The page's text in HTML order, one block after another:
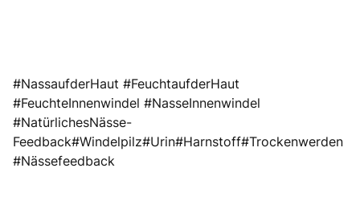
#NassaufderHaut #FeuchtaufderHaut
#FeuchteInnenwindel #NasseInnenwindel
#NatürlichesNässe-
Feedback#Windelpilz#Urin#Harnstoff#Trockenwerden
#Nässefeedback